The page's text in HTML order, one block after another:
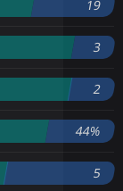
19
3
2
44%
5